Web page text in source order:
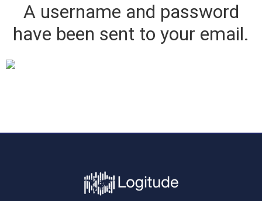
A username and password
have been sent to your email.